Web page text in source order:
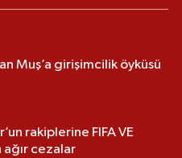
Muş’a girişimcilik öyküsü
rakiplerine FIFA VE
ağır cezalar